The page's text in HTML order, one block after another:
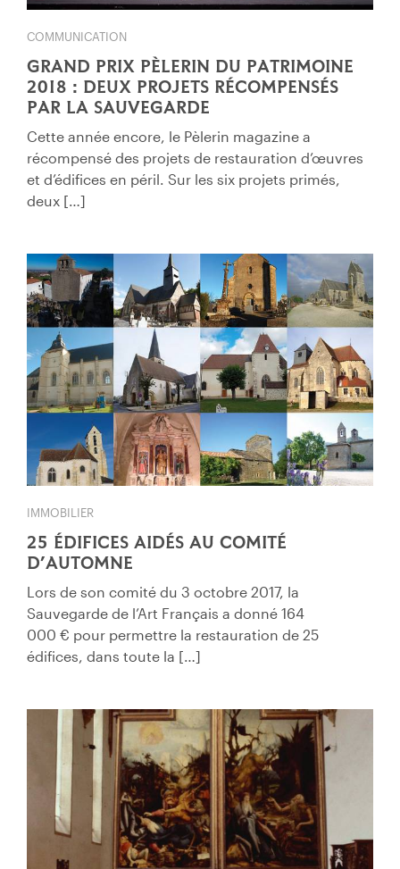
COMMUNICATION
GRAND PRIX PÈLERIN DU PATRIMOINE
2018 : DEUX PROJETS RÉCOMPENSÉS
PAR LA SAUVEGARDE
Cette année encore, le Pèlerin magazine a
récompensé des projets de restauration d’œuvres
et d’édifices en péril. Sur les six projets primés,
deux […]
IMMOBILIER
25 ÉDIFICES AIDÉS AU COMITÉ
D’AUTOMNE
Lors de son comité du 3 octobre 2017, la
Sauvegarde de l’Art Français a donné 164
000 € pour permettre la restauration de 25
édifices, dans toute la […]